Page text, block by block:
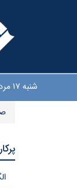
شنبه ۱۷ مرداد ۱۴۰۵